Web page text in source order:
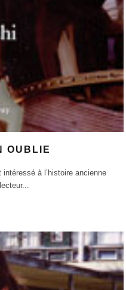
OUBLIE
à l’histoire ancienne
...